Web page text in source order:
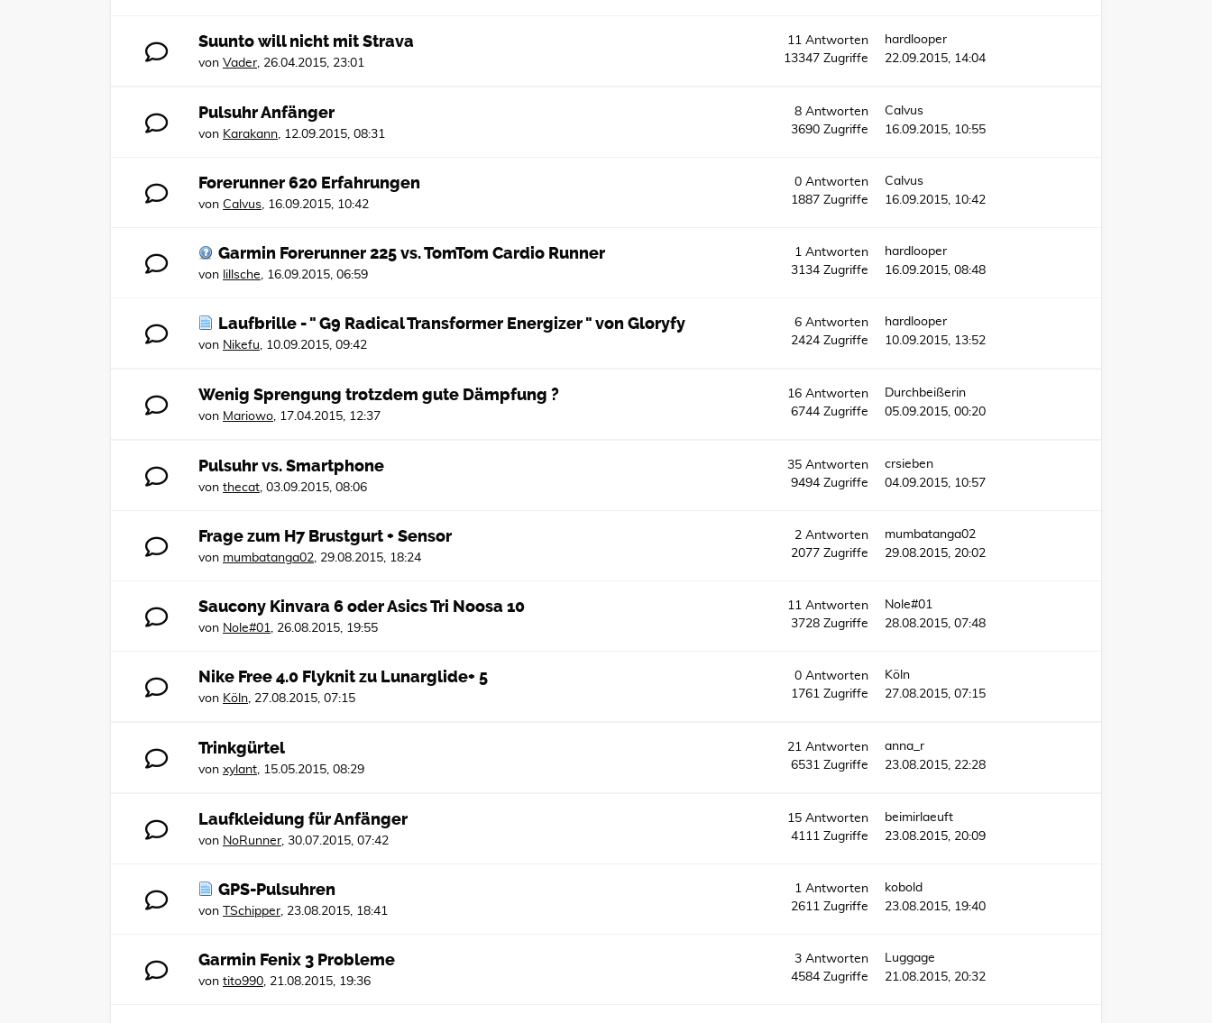
Suunto will nicht mit Strava
von Vader, 26.04.2015, 23:01
11Antworten
13347Zugriffe
hardlooper
22.09.2015, 14:04
Pulsuhr Anfänger
von Karakann, 12.09.2015, 08:31
8Antworten
3690Zugriffe
Calvus
16.09.2015, 10:55
Forerunner 620 Erfahrungen
von Calvus, 16.09.2015, 10:42
0Antworten
1887Zugriffe
Calvus
16.09.2015, 10:42
Garmin Forerunner 225 vs. TomTom Cardio Runner
von lillsche, 16.09.2015, 06:59
1Antworten
3134Zugriffe
hardlooper
16.09.2015, 08:48
Laufbrille - " G9 Radical Transformer Energizer " von Gloryfy
von Nikefu, 10.09.2015, 09:42
6Antworten
2424Zugriffe
hardlooper
10.09.2015, 13:52
Wenig Sprengung trotzdem gute Dämpfung ?
von Mariowo, 17.04.2015, 12:37
16Antworten
6744Zugriffe
Durchbeißerin
05.09.2015, 00:20
Pulsuhr vs. Smartphone
von thecat, 03.09.2015, 08:06
35Antworten
9494Zugriffe
crsieben
04.09.2015, 10:57
Frage zum H7 Brustgurt + Sensor
von mumbatanga02, 29.08.2015, 18:24
2Antworten
2077Zugriffe
mumbatanga02
29.08.2015, 20:02
Saucony Kinvara 6 oder Asics Tri Noosa 10
von Nole#01, 26.08.2015, 19:55
11Antworten
3728Zugriffe
Nole#01
28.08.2015, 07:48
Nike Free 4.0 Flyknit zu Lunarglide+ 5
von Köln, 27.08.2015, 07:15
0Antworten
1761Zugriffe
Köln
27.08.2015, 07:15
Trinkgürtel
von xylant, 15.05.2015, 08:29
21Antworten
6531Zugriffe
anna_r
23.08.2015, 22:28
Laufkleidung für Anfänger
von NoRunner, 30.07.2015, 07:42
15Antworten
4111Zugriffe
beimirlaeuft
23.08.2015, 20:09
GPS-Pulsuhren
von TSchipper, 23.08.2015, 18:41
1Antworten
2611Zugriffe
kobold
23.08.2015, 19:40
Garmin Fenix 3 Probleme
von tito990, 21.08.2015, 19:36
3Antworten
4584Zugriffe
Luggage
21.08.2015, 20:32